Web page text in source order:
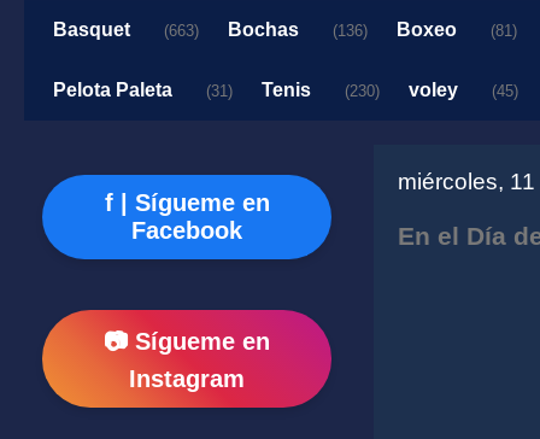
Basquet (663) Bochas (136) Boxeo (81)
Pelota Paleta (31) Tenis (230) voley (45)
miércoles,
En el Día
f | Sígueme en
Facebook
📷 Sígueme en
Instagram